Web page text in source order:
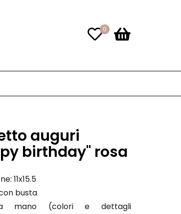
0
auguri
birthday" rosa
11x15.5
busta
mano (colori e dettagli